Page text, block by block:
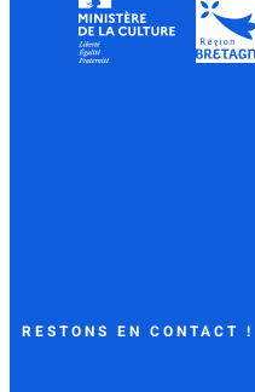
RESTONS EN CONTACT !